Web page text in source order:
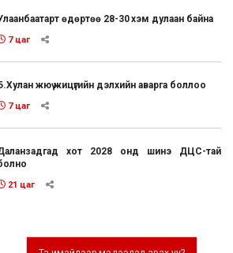
өдөртөө 28-30 хэм дулаан байна
7 цаг
Б.Хулан жюү жицүгийн дэлхийн аварга боллоо
7 цаг
хот 2028 онд шинэ ДЦС-тай
21 цаг